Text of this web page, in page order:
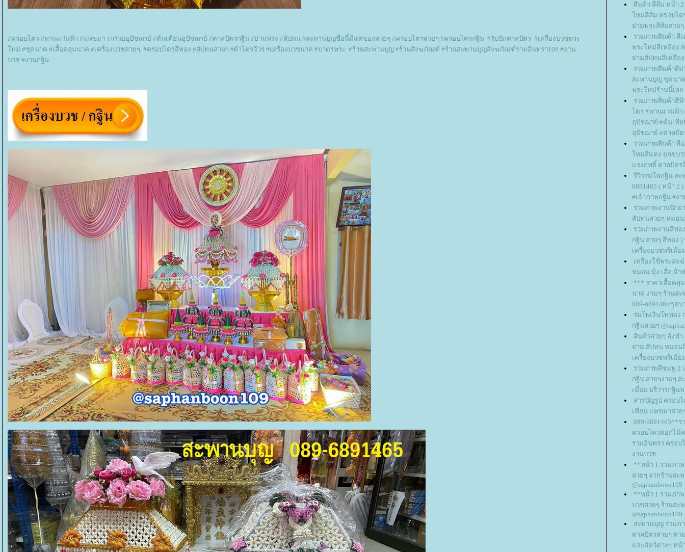
#ครอบไตร #พานแว่นฟ้า #พขมา #กรวยอุปัชฌาย์ #ต้นเทียนอุปัชฌาย์ #ตาลปัตรกฐิน #่ามพระ #สัปทน #สะพานบุญชื่อนี้มีแต่ของสวยๆ #ครอบไตรสวยๆ #ครอบไตรกฐิน #รับปักตาลปัตร #เครื่องบวชพระ
หม่ #ชุดนาค #เสื้อคลุมนาค #เครื่องบวชสวยๆ #ครอบไตรสีทอง #สัปทนสวยๆ #ผ้าไตรจีวร #เครื่องบวชนาค #บาตรพระ #ร้านสะพานบุญ #ร้านสังฆภัณฑ์ #ร้านสะพานบุญสังฆภัณฑ์รามอินทรา109 #งาน
บวช #งานกฐิน
สินค้า สีส้ม หน้า
หม่สีส้ม ครอบไต
ามพระสีส้มสวยๆ
รวมภาพสินค้า สีเ
พระใหม่สีเหลือง
ามสัปทนสีเหลือง
รวมภาพสินค้าสีม่
สะพานบุญ ชุดนา
พระใหม่ร้านนี้เล
รวมภาพสินค้าสีฟ้
ไตร #พานแว่นฟ้
อุปัชฌาย์ #ต้นเที
อุปัชฌาย์ #ตาลปั
รวมภาพสินค้า สี
หม่สีแดง ยกขบว
รงฤทธิ์ ตาลปัตร
รีวิวร่มโพกฐิน สะ
6891465 ( หน้า 2
#เจ้าภาพกฐิน #ง
รวมภาพงานปักย่
สัปทนสวยๆ หมอน
รวมภาพงานสีทอ
กฐิน สวยๆ สีทอง
เครื่องบวชพรีเมี่
เครื่องใช้พระสง
หมอน มุ้ง เสื่อ ผ้
*** ราคาเสื้อคลุ
นาค งามๆ ร้านส
089-6891465ชุด
ร่มโพเงินโพทอง
กฐินสวยๆ
สินค้าสวยๆ สั่งทำ
าม สัปทน หมอน
เครื่องบวชพรีเมี่
รวมภาพสีชมพู 2
กฐิน สวยๆงามๆ
เมี่ยม บริวารกฐิน
สารบัญรูป ครอบ
เทียน แพขมาสวย
089-6891465**
ครอบไดรดอกไม้
รามอินทรา ครอบ
งานบวช
**หน้า 1 รวมภา
สวยๆ จากร้านสะ
@saphanboon109
**หน้า 1 รวมภา
บวชสวยๆ ร้านสะ
@saphanboon109
สะพานบุญ รวมภ
ตาลปัตรสวยๆ ตา
ละสัตว์ต่างๆ หน้